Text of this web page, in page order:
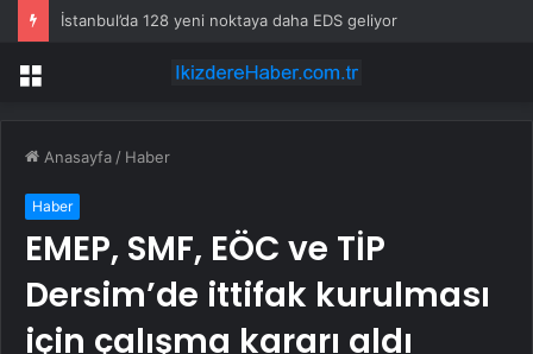
İstanbul’da 128 yeni noktaya daha EDS geliyor
Menü
Anasayfa / Haber
Haber
EMEP, SMF, EÖC ve TİP
Dersim’de ittifak kurulması
için çalışma kararı aldı